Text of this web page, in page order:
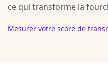
ce qui transforme la
Mesurer votre score de